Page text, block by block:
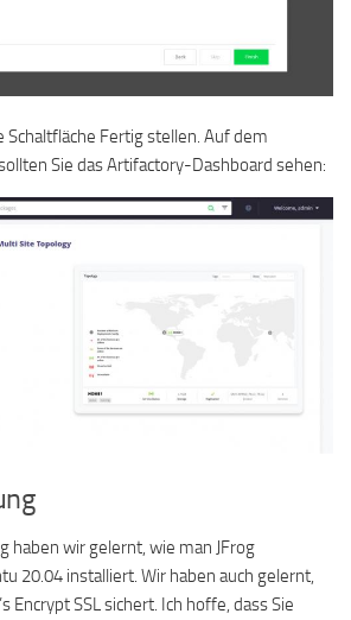
Schaltfläche Fertig stellen. Auf dem
Sie das Artifactory-Dashboard sehen:
haben wir gelernt, wie man JFrog
20.04 installiert. Wir haben auch gelernt,
Encrypt SSL sichert. Ich hoffe, dass Sie